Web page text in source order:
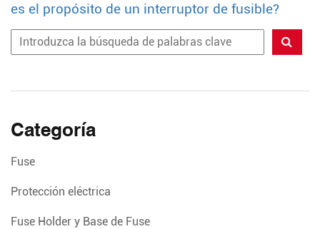
es el propósito de un interruptor de fusible?
Categoría
Fuse
Protección eléctrica
Fuse Holder y Base de Fuse